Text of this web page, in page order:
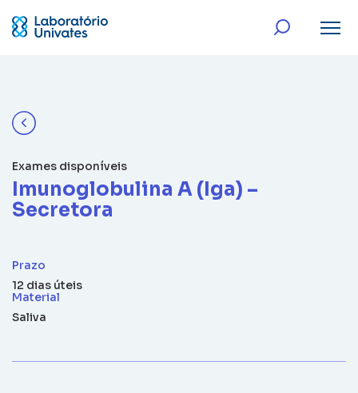
Exames disponíveis
Imunoglobulina A (Iga) –
Secretora
Prazo
12 dias úteis
Material
Saliva